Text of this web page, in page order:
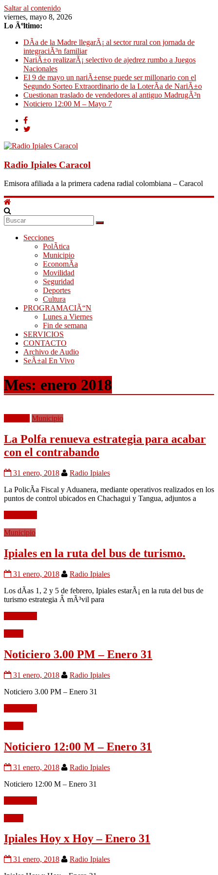
Saltar al contenido
viernes, mayo 8, 2026
Lo Ãºltimo:
DÃ­a de la Madre llegarÃ¡ al sector rural con jornada de
integraciÃ³n familiar
NariÃ±o realizarÃ¡ selectivo de ajedrez rumbo a Juegos
Nacionales
El 9 de mayo un nariÃ±ense puede ser millonario con el
Segundo Sorteo Extraordinario de la LoterÃ­a de NariÃ±o
Cuestionan traslado de vendedores al antiguo MadrugÃ³n
Noticiero 12:00 M – Mayo 7
Radio Ipiales Caracol
Emisora afiliada a la primera cadena radial colombiana – Caracol
Secciones
PolÃ­tica
Municipio
EconomÃ­a
Movilidad
Seguridad
Deportes
Cultura
PROGRAMACIÃ“N
Lunes a Viernes
Fin de semana
SERVICIOS
CONTACTO
Archivo de Audio
SeÃ±al En Vivo
Mes: enero 2018
Municipio
La Polfa renueva estrategia para acabar
con el contrabando
31 enero, 2018
Radio Ipiales
La PolicÃ­a Fiscal y Aduanera, mediante operativos realizados en los
puntos de control ubicados en Chachagui y Tangua, adjuntos a
Municipio
Ipiales en la ruta del bus de turismo.
31 enero, 2018
Radio Ipiales
Los dÃ­as 1, 2 y 5 de febrero, Ipiales estarÃ¡ en la ruta del bus de
turismo estrategia Â mÃ³vil para
Noticiero 3.00 PM – Enero 31
31 enero, 2018
Radio Ipiales
Noticiero 3.00 PM – Enero 31
Noticiero 12:00 M – Enero 31
31 enero, 2018
Radio Ipiales
Noticiero 12:00 M – Enero 31
Ipiales Hoy x Hoy – Enero 31
31 enero, 2018
Radio Ipiales